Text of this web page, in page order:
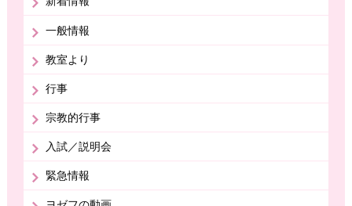
一般情報
教室より
行事
宗教的行事
入試／説明会
緊急情報